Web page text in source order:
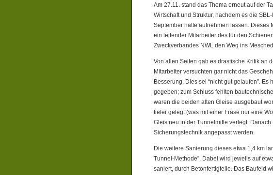
Am 27.11. stand das Thema erneut auf der
Wirtschaft und Struktur, nachdem es die
September hatte aufnehmen lassen. Dieses
ein leitender Mitarbeiter des für den
Zweckverbandes NWL den Weg ins
Von allen Seiten gab es drastische Kritik an
Mitarbeiter versuchten gar nicht das
Besserung. Dies sei “nicht gut gelaufen”.
gegeben; zum Schluss fehlten
waren die beiden alten Gleise ausgebaut
tiefer gelegt (was mit einer Fräse nur eine
Gleis neu in der Tunnelmitte verlegt. Danach
Sicherungstechnik angepasst werden.
Die weitere Sanierung dieses etwa 1,4 km
Tunnel-Methode”. Dabei wird jeweils auf
saniert, durch Betonfertigteile. Das Baufeld